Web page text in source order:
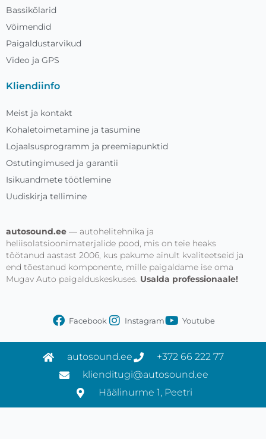
Bassikõlarid
Võimendid
Paigaldustarvikud
Video ja GPS
Kliendiinfo
Meist ja kontakt
Kohaletoimetamine ja tasumine
Lojaalsusprogramm ja preemiapunktid
Ostutingimused ja garantii
Isikuandmete töötlemine
Uudiskirja tellimine
autosound.ee — autohelitehnika ja
heliisolatsioonimaterjalide pood, mis on teie heaks
töötanud aastast 2006, kus pakume ainult kvaliteetseid ja
end tõestanud komponente, mille paigaldame ise oma
Mugav Auto paigalduskeskuses. Usalda professionaale!
Facebook Instagram Youtube
autosound.ee
+372 66 222 77
klienditugi@autosound.ee
Häälinurme 1, Peetri